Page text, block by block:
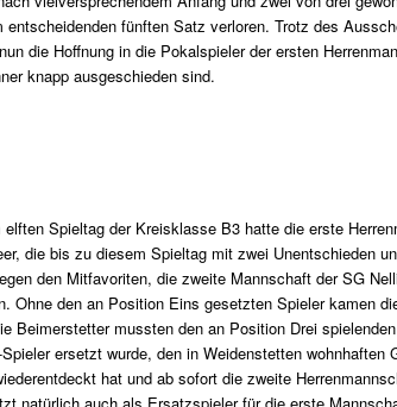
fünften Satz verloren. Trotz des
die Hoffnung in die Pokalspieler der ersten
knapp ausgeschieden sind.
elften Spieltag der Kreisklasse B3 hatte die erste
die bis zu diesem Spieltag mit zwei Unentschieden
den Mitfavoriten, die zweite Mannschaft der SG
Ohne den an Position Eins gesetzten Spieler kamen
Beimerstetter mussten den an Position Drei
ersetzt wurde, den in Weidenstetten wohnhaften
hat und ab sofort die zweite
natürlich auch als Ersatzspieler für die erste